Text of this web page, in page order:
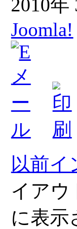
2010
Joomla!
以前イ
イアウ
に表示